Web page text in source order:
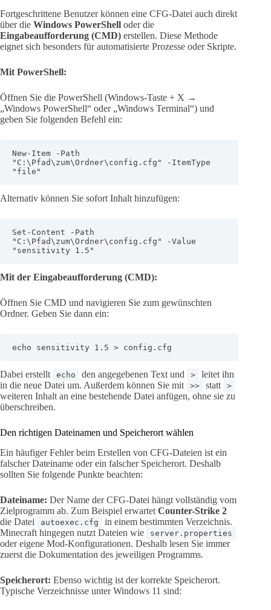
Fortgeschrittene Benutzer können eine CFG-Datei auch direkt
über die Windows PowerShell oder die
Eingabeaufforderung (CMD) erstellen. Diese Methode
eignet sich besonders für automatisierte Prozesse oder Skripte.
Mit PowerShell:
Öffnen Sie die PowerShell (Windows-Taste + X →
„Windows PowerShell“ oder „Windows Terminal“) und
geben Sie folgenden Befehl ein:
New-Item -Path
"C:\Pfad\zum\Ordner\config.cfg" -ItemType
"file"
Alternativ können Sie sofort Inhalt hinzufügen:
Set-Content -Path
"C:\Pfad\zum\Ordner\config.cfg" -Value
"sensitivity 1.5"
Mit der Eingabeaufforderung (CMD):
Öffnen Sie CMD und navigieren Sie zum gewünschten
Ordner. Geben Sie dann ein:
echo sensitivity 1.5 > config.cfg
Dabei erstellt echo den angegebenen Text und >
leitet ihn
in die neue Datei um. Außerdem können Sie mit
>> statt >
weiteren Inhalt an eine bestehende Datei anfügen, ohne sie zu
überschreiben.
Den richtigen Dateinamen und Speicherort wählen
Ein häufiger Fehler beim Erstellen von CFG-Dateien ist ein
falscher Dateiname oder ein falscher Speicherort. Deshalb
sollten Sie folgende Punkte beachten:
Dateiname: Der Name der CFG-Datei hängt vollständig vom
Zielprogramm ab. Zum Beispiel erwartet Counter-Strike 2
die Datei
autoexec.cfg
in einem bestimmten Verzeichnis.
Minecraft hingegen nutzt Dateien wie
server.properties
oder eigene Mod-Konfigurationen. Deshalb lesen Sie immer
zuerst die Dokumentation des jeweiligen Programms.
Speicherort: Ebenso wichtig ist der korrekte Speicherort.
Typische Verzeichnisse unter Windows 11 sind: